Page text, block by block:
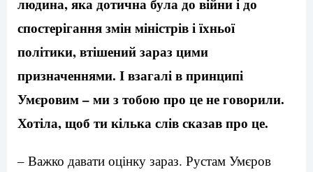
людина, яка дотична була до війни і до
спостерігання змін міністрів і їхньої
політики, втішений зараз цими
призначеннями. І взагалі в принципі
Умєровим – ми з тобою про це не говорили.
Хотіла, щоб ти кілька слів сказав про це.
– Важко давати оцінку зараз. Рустам Умєров